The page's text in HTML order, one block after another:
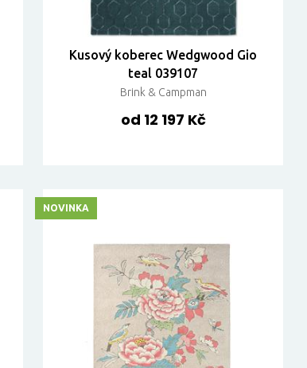
Kusový koberec Wedgwood Gio
teal 039107
Brink & Campman
od 12 197 Kč
NOVINKA